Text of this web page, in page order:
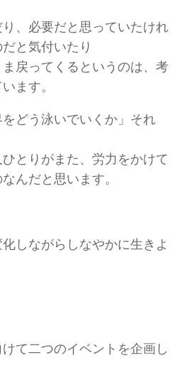
、必要だと思っていたけれ
と気付いたり
戻ってくるというのは、考
ます。
どう泳いでいくか」それ
とりがまた、労力をかけて
んだと思います。
しながらしなやかに生きよ
て二つのイベントを企画し